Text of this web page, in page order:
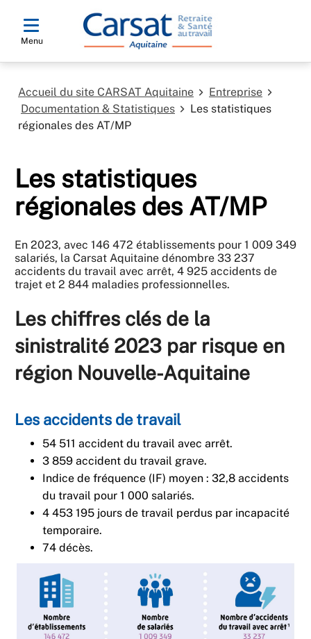
Menu
Accueil du site CARSAT Aquitaine
Entreprise
Documentation & Statistiques
Les statistiques
régionales des AT/MP
Les statistiques
régionales des AT/MP
En 2023, avec 146 472 établissements pour 1 009 349
salariés, la Carsat Aquitaine dénombre 33 237
accidents du travail avec arrêt, 4 925 accidents de
trajet et 2 844 maladies professionnelles.
Les chiffres clés de la
sinistralité 2023 par risque en
région Nouvelle-Aquitaine
Les accidents de travail
54 511 accident du travail avec arrêt.
3 859 accident du travail grave.
Indice de fréquence (IF) moyen : 32,8 accidents
du travail pour 1 000 salariés.
4 453 195 jours de travail perdus par incapacité
temporaire.
74 décès.